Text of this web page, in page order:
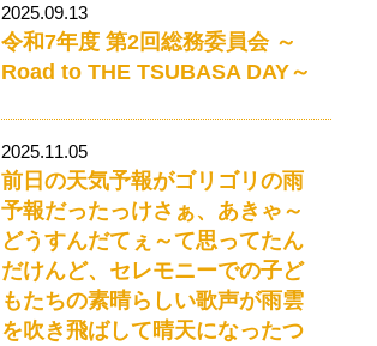
2025.09.13
令和7年度 第2回総務委員会 ～
Road to THE TSUBASA DAY～
2025.11.05
前日の天気予報がゴリゴリの雨
予報だったっけさぁ、あきゃ～
どうすんだてぇ～て思ってたん
だけんど、セレモニーでの子ど
もたちの素晴らしい歌声が雨雲
を吹き飛ばして晴天になったつ